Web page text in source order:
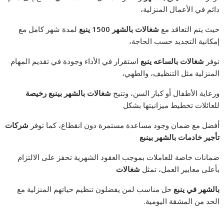
دائم في الأعمال المنزلية،
حيث يتم التعاقد مع شغالات بالشهر 1500 ينبع
لمدة شهر كامل مع
إمكانية التجديد حسب الحاجة،
توفر شغالات بالساعه ينبع استقرار في الأداء وجودة في تقديم المهام
المنزلية مثل التنظيف، والطهي،
ورعاية الأطفال أو كبار السن، وتتيح شغالات بالشهر بينبع رخيصة
للعائلات تخطيط ميزانيتها بشكل
أفضل مع ضمان وجود مساعدة مستمرة دون انقطاع، كما توفر شركات
تأجير خادمات بالشهر بينبع
ضمانات خاصة للعاملات بموجب العقود الشهرية تحفز على الالتزام
بأعلى معايير العمل، تمثل شغالات
بالشهر في ينبع حل مناسب لمن يفضلون تنظيم حياتهم المنزلية مع
الحد من المشقة اليومية.